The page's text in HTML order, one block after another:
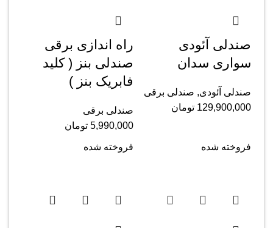
صندلی آئودی
سواری سدان
صندلی آئودی, صندلی برقی
129,900,000 تومان
راه اندازی برقی
صندلی بنز ( کلید
فابریک بنز )
صندلی برقی
5,990,000 تومان
فروخته شده فروخته شده